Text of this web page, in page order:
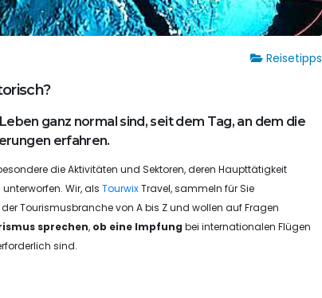
Reisetipps
ganz normal sind, seit dem Tag, an dem die
erfahren.
die Aktivitäten und Sektoren, deren Haupttätigkeit
Wir, als TourwixTravel, sammeln für Sie
Tourismusbranche von A bis Z und wollen auf Fragen
sprechen, ob eine Impfung bei internationalen Flügen
sind.